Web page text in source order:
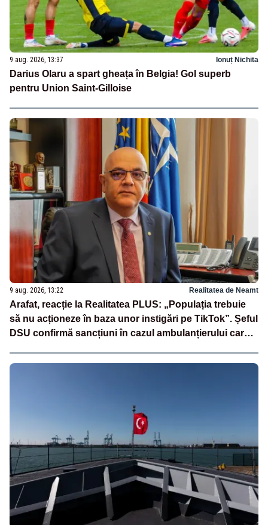
9 aug. 2026, 13:37 Ionuț Nichita
Darius Olaru a spart gheața în Belgia! Gol superb
pentru Union Saint-Gilloise
9 aug. 2026, 13:22 Realitatea de Neamt
Arafat, reacție la Realitatea PLUS: „Populația trebuie
să nu acționeze în baza unor instigări pe TikTok”. Șeful
DSU confirmă sancțiuni în cazul ambulanțierului care a